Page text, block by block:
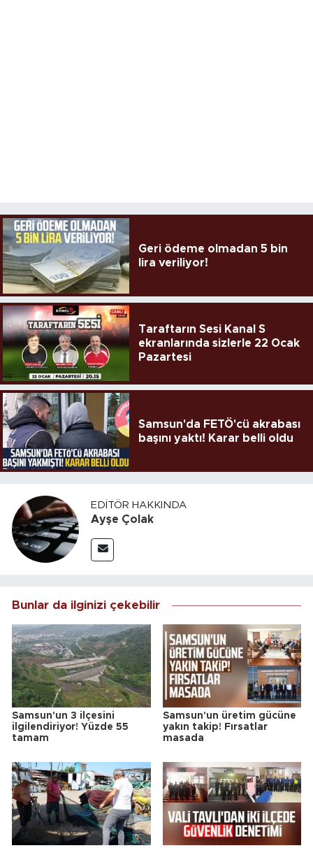
Geri ödeme olmadan 5 bin
lira veriliyor!
Taraftarın Sesi Kanal S
ekranlarında sizlerle 22 Ocak
Pazartesi
Samsun'da FETÖ'cü akrabası
başını yaktı! Karar belli oldu
EDITÖR HAKKINDA
Ayşe Çolak
Bunlar da ilginizi çekebilir
Samsun'un 3 ilçesini
ilgilendiriyor! Yüzde 55
tamam
Samsun'un üretim gücüne
yakın takip! Fırsatlar
masada